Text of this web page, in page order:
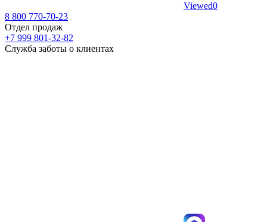
Viewed0
8 800 770-70-23
Отдел продаж
+7 999 801-32-82
Служба заботы о клиентах